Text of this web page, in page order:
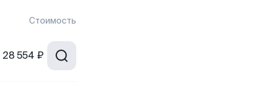
Стоимость
28 554 ₽